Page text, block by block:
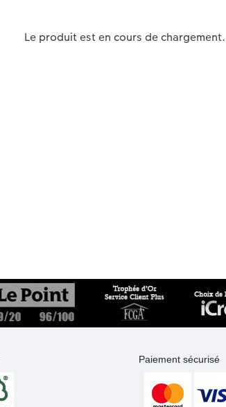
Paiement sécurisé